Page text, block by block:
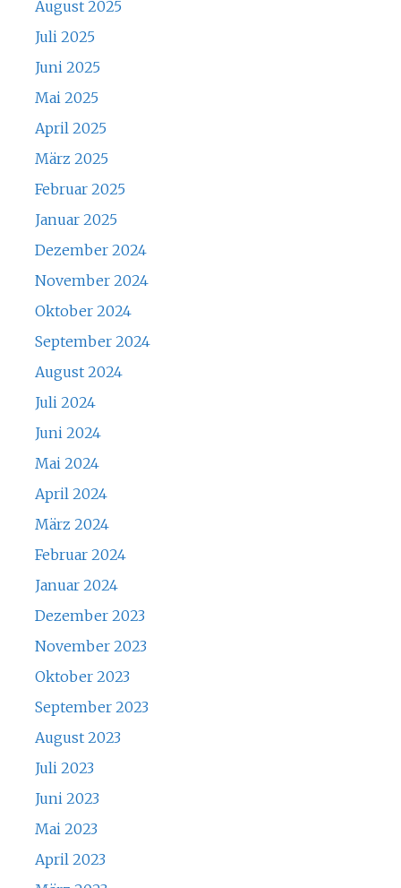
August 2025
Juli 2025
Juni 2025
Mai 2025
April 2025
März 2025
Februar 2025
Januar 2025
Dezember 2024
November 2024
Oktober 2024
September 2024
August 2024
Juli 2024
Juni 2024
Mai 2024
April 2024
März 2024
Februar 2024
Januar 2024
Dezember 2023
November 2023
Oktober 2023
September 2023
August 2023
Juli 2023
Juni 2023
Mai 2023
April 2023